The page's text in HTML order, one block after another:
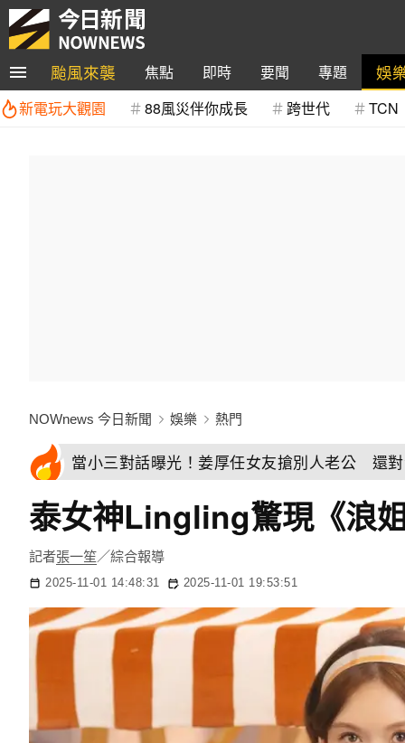
颱風來襲 焦點 即時 要聞 專題 娛
新電玩大觀園 88風災伴你成長 跨世代 TCN
NOWnews 今日新聞 娛樂 熱門
當小三對話曝光！姜厚任女友搶別人老公 還
泰女神Lingling驚現《浪
記者張一笙／綜合報導
2025-11-01 14:48:31 2025-11-01 19:53:51